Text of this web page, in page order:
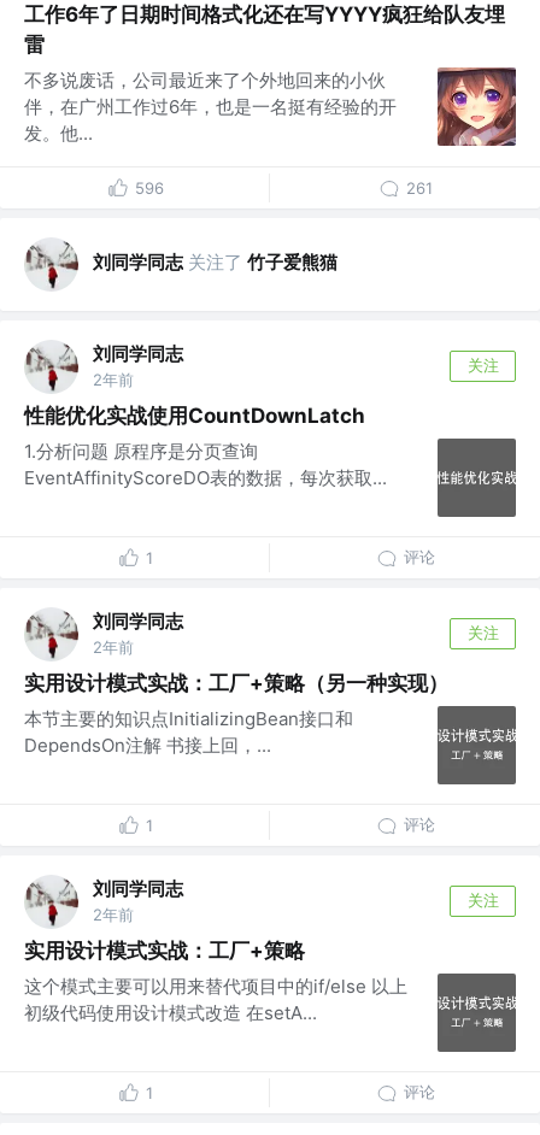
工作6年了日期时间格式化还在写YYYY疯狂给队友埋
雷
不多说废话，公司最近来了个外地回来的小伙
伴，在广州工作过6年，也是一名挺有经验的开
发。他...
596 261
刘同学同志 关注了 竹子爱熊猫
刘同学同志
2年前
关注
性能优化实战使用CountDownLatch
1.分析问题 原程序是分页查询
EventAffinityScoreDO表的数据，每次获取...
1 评论
刘同学同志
2年前
关注
实用设计模式实战：工厂+策略（另一种实现）
本节主要的知识点InitializingBean接口和
DependsOn注解 书接上回，...
1 评论
刘同学同志
2年前
关注
实用设计模式实战：工厂+策略
这个模式主要可以用来替代项目中的if/else 以上
初级代码使用设计模式改造 在setA...
1 评论